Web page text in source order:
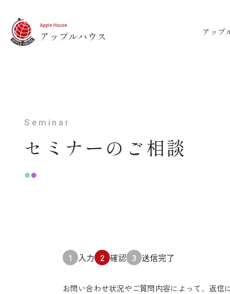
アップ
Seminar
セミナーのご相談
1 入力 2 確認 3 送信完了
お問い合わせ状況やご質問内容によって、返信